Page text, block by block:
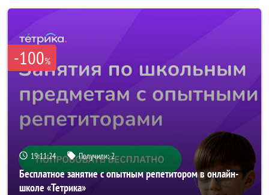
-100%
19:11:24 Получили:2
Бесплатное занятие с опытным репетитором в онлайн-
школе «Тетрика»